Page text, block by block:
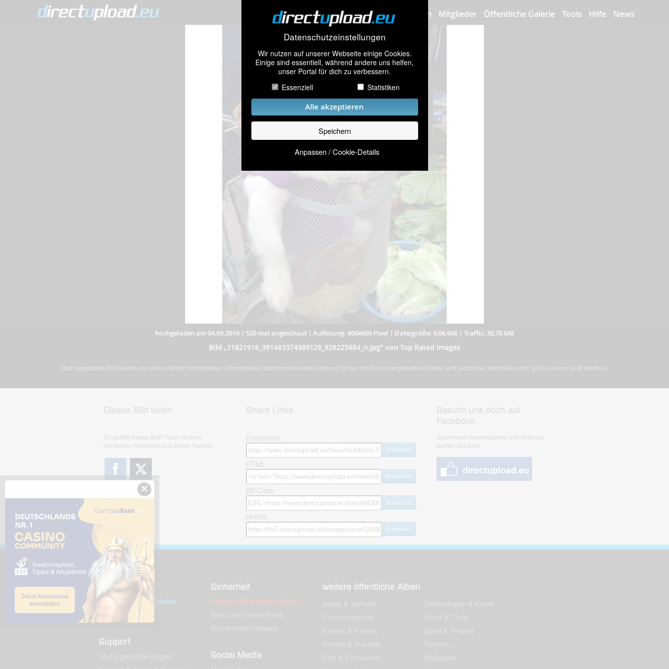
Datenschutzeinstellungen
Wir nutzen auf unserer Webseite einige Cookies.
Einige sind essentiell, während andere uns helfen,
unser Portal für dich zu verbessern.
Essenziell
Statistiken
Alle akzeptieren
Speichern
Anpassen / Cookie-Details
Bilder hochladen Mitglieder Öffentliche Galerie Tools Hilfe News
hochgeladen am 04.09.2016| 520 mal angeschaut| Auflösung: 600x600 Pixel | Dateigröße: 0,06 MB | Traffic: 30,70 MB
Bild „11821916_391483374389128_928225684_n.jpg” von Top Rated Images
Das dargestellte Bild wurde von einem Nutzer hochgeladen. Directupload übernimmt keinerlei Haftung für den Inhalt des dargestellten Bildes, wird jedoch bei Verstößen nach §2(3) unserer AGB handeln.
Dieses Bild teilen
Dir gefällt dieses Bild? Dann teile es
mit deinen Freunden und deiner Familie.
Share Links
Empfohlen
kopieren
HTML
kopieren
BB Code
kopieren
Hotlink
kopieren
Besuch uns doch auf
Facebook
Spannende Gewinnspiele und Aktionen
warten auf dich!
Downloads
Dieses Bild downloaden
Desktop Tools
Support
Sicherheit
Dieses Bild melden (Abuse)
Social Media
weitere öffentliche Alben
×